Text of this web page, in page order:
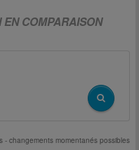
COMPARAISON
- changements momentanés possibles